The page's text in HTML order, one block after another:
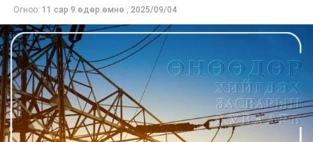
Огноо: 11 сар 9 өдөр.өмнө , 2025/09/04